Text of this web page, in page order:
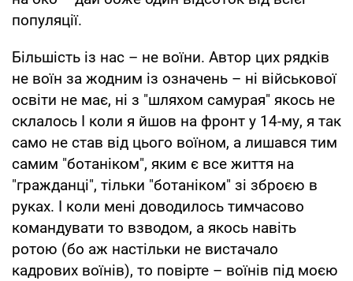
популяції.
Більшість із нас – не воїни. Автор цих рядків
не воїн за жодним із означень – ні військової
освіти не має, ні з "шляхом самурая" якось не
склалось І коли я йшов на фронт у 14-му, я так
само не став від цього воїном, а лишався тим
самим "ботаніком", яким є все життя на
"гражданці", тільки "ботаніком" зі зброєю в
руках. І коли мені доводилось тимчасово
командувати то взводом, а якось навіть
ротою (бо аж настільки не вистачало
кадрових воїнів), то повірте – воїнів під моєю